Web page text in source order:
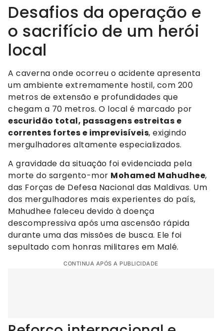
Desafios da operação e
o sacrifício de um herói
local
A caverna onde ocorreu o acidente apresenta
um ambiente extremamente hostil, com 200
metros de extensão e profundidades que
chegam a 70 metros. O local é marcado por
escuridão total, passagens estreitas e
correntes fortes e imprevisíveis, exigindo
mergulhadores altamente especializados.
A gravidade da situação foi evidenciada pela
morte do sargento-mor Mohamed Mahudhee,
das Forças de Defesa Nacional das Maldivas. Um
dos mergulhadores mais experientes do país,
Mahudhee faleceu devido à doença
descompressiva após uma ascensão rápida
durante uma das missões de busca. Ele foi
sepultado com honras militares em Malé.
CONTINUA APÓS A PUBLICIDADE